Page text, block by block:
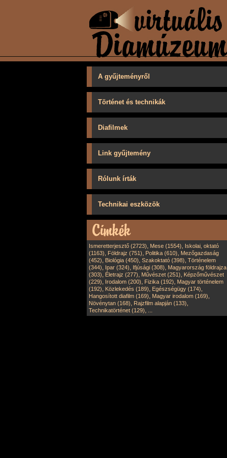
A gyűjteményről
Történet és technikák
Diafilmek
Link gyűjtemény
Rólunk írták
Technikai eszközök
Ismeretterjesztő (2723), Mese (1554), Iskolai, oktató
(1163), Földrajz (751), Politika (610), Mezőgazdaság
(452), Biológia (450), Szakoktató (398), Történelem
(344), Ipar (324), Ifjúsági (308), Magyarország földrajza
(303), Életrajz (277), Művészet (251), Képzőművészet
(229), Irodalom (200), Fizika (192), Magyar történelem
(192), Közlekedés (189), Egészségügy (174),
Hangosított diafilm (169), Magyar irodalom (169),
Növénytan (168), Rajzfilm alapján (133),
Technikatörténet (129),